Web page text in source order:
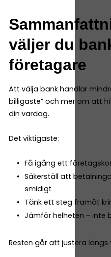
väljer du
företagare
Att välja bank handlar
billigaste” och mer om att
din vardag.
Det viktigaste:
Få igång ett
Säkerställ att
smidigt
Tänk ett steg framåt
Jämför helheten – inte
Resten går att justera längs